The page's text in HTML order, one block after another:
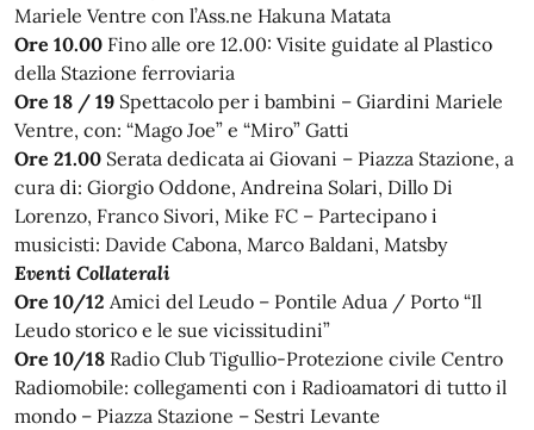
Mariele Ventre con l’Ass.ne Hakuna Matata
Ore 10.00 Fino alle ore 12.00: Visite guidate al Plastico
della Stazione ferroviaria
Ore 18 / 19 Spettacolo per i bambini – Giardini Mariele
Ventre, con: “Mago Joe” e “Miro” Gatti
Ore 21.00 Serata dedicata ai Giovani – Piazza Stazione, a
cura di: Giorgio Oddone, Andreina Solari, Dillo Di
Lorenzo, Franco Sivori, Mike FC – Partecipano i
musicisti: Davide Cabona, Marco Baldani, Matsby
Eventi Collaterali
Ore 10/12 Amici del Leudo – Pontile Adua / Porto “Il
Leudo storico e le sue vicissitudini”
Ore 10/18 Radio Club Tigullio-Protezione civile Centro
Radiomobile: collegamenti con i Radioamatori di tutto il
mondo – Piazza Stazione – Sestri Levante